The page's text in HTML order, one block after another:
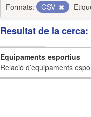
Formats:
CSV
Resultat de la
Equipaments esportius
Relació d’equipaments